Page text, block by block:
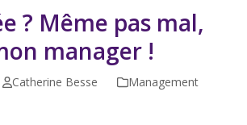
? Même pas mal,
manager !
Catherine Besse
Management